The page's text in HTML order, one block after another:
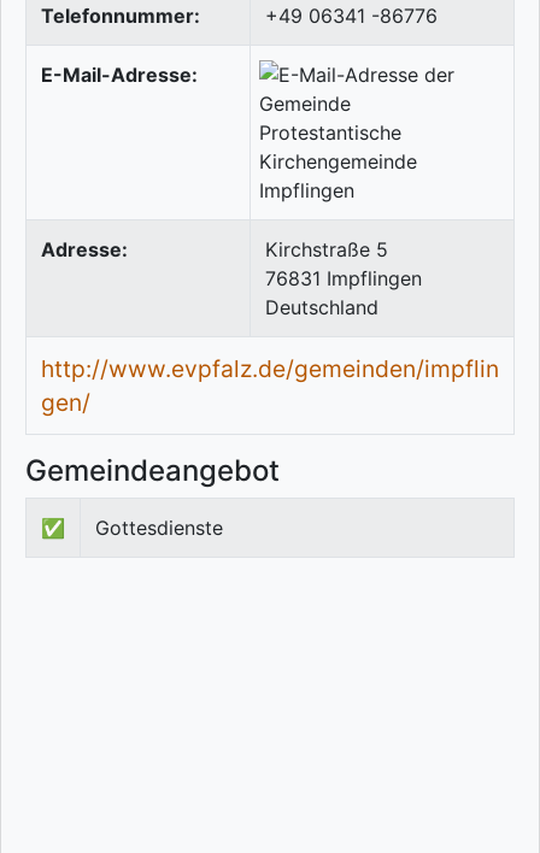
Telefonnummer: +49 06341 -86776
E-Mail-Adresse:
Adresse:
Kirchstraße 5
76831 Impflingen
Deutschland
http://www.evpfalz.de/gemeinden/impflin
gen/
Gemeindeangebot
✅ Gottesdienste